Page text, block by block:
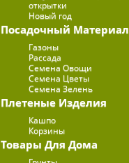
открытки
Новый год
Посадочный Материал
Газоны
Рассада
Семена Овощи
Семена Цветы
Семена Зелень
Плетеные Изделия
Кашпо
Корзины
Товары Для Дома